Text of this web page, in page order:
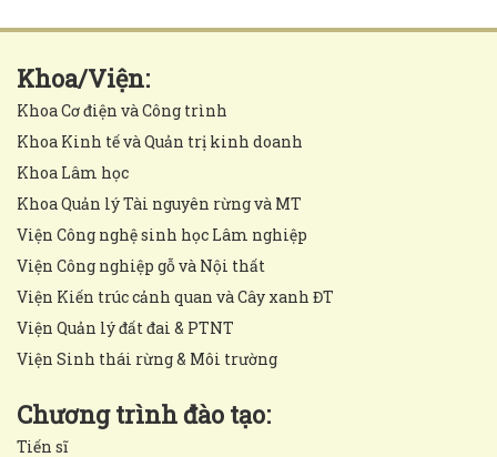
Khoa/Viện:
Khoa Cơ điện và Công trình
Khoa Kinh tế và Quản trị kinh doanh
Khoa Lâm học
Khoa Quản lý Tài nguyên rừng và MT
Viện Công nghệ sinh học Lâm nghiệp
Viện Công nghiệp gỗ và Nội thất
Viện Kiến trúc cảnh quan và Cây xanh ĐT
Viện Quản lý đất đai & PTNT
Viện Sinh thái rừng & Môi trường
Chương trình đào tạo:
Tiến sĩ